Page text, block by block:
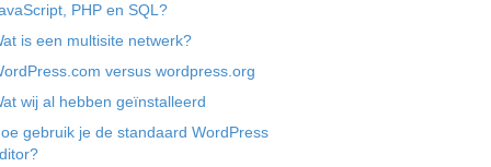
PHP en SQL?
is een multisite netwerk?
versus wordpress.org
wij al hebben geïnstalleerd
gebruik je de standaard WordPress